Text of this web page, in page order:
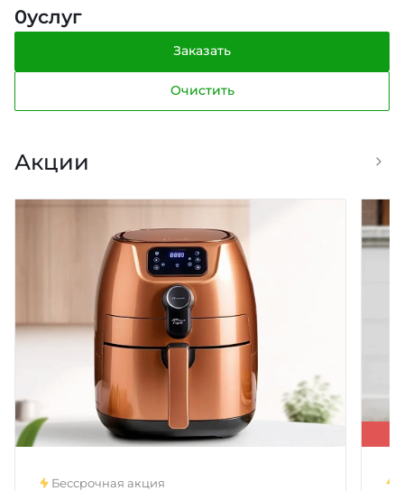
0услуг
Заказать
Очистить
Акции
Бессрочная акция